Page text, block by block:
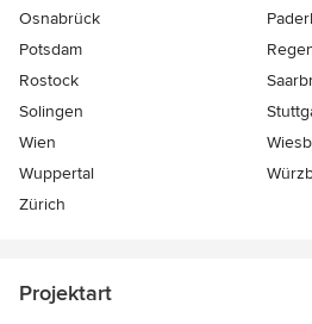
Osnabrück
Potsdam
Rostock
Solingen
Wien
Wuppertal
Zürich
Projektart